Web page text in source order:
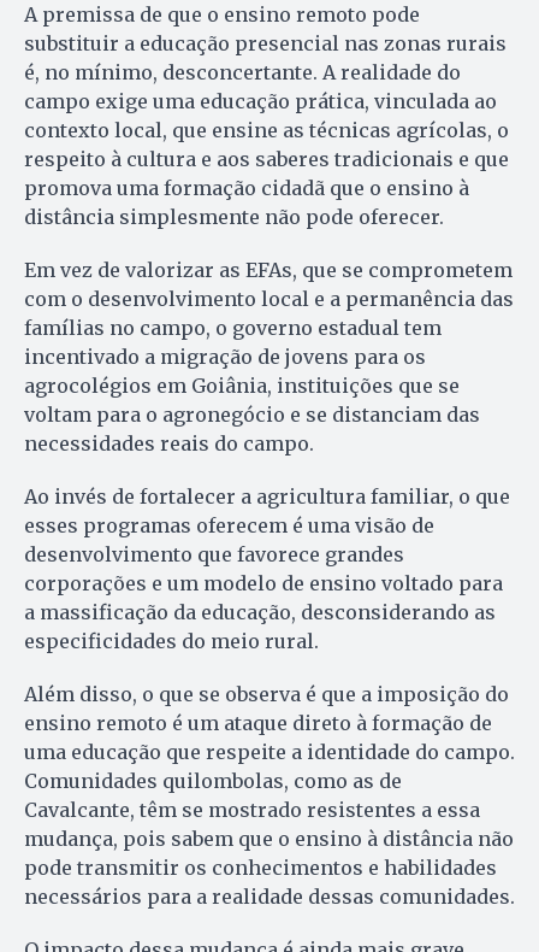
A premissa de que o ensino remoto pode
substituir a educação presencial nas zonas rurais
é, no mínimo, desconcertante. A realidade do
campo exige uma educação prática, vinculada ao
contexto local, que ensine as técnicas agrícolas, o
respeito à cultura e aos saberes tradicionais e que
promova uma formação cidadã que o ensino à
distância simplesmente não pode oferecer.
Em vez de valorizar as EFAs, que se comprometem
com o desenvolvimento local e a permanência das
famílias no campo, o governo estadual tem
incentivado a migração de jovens para os
agrocolégios em Goiânia, instituições que se
voltam para o agronegócio e se distanciam das
necessidades reais do campo.
Ao invés de fortalecer a agricultura familiar, o que
esses programas oferecem é uma visão de
desenvolvimento que favorece grandes
corporações e um modelo de ensino voltado para
a massificação da educação, desconsiderando as
especificidades do meio rural.
Além disso, o que se observa é que a imposição do
ensino remoto é um ataque direto à formação de
uma educação que respeite a identidade do campo.
Comunidades quilombolas, como as de
Cavalcante, têm se mostrado resistentes a essa
mudança, pois sabem que o ensino à distância não
pode transmitir os conhecimentos e habilidades
necessários para a realidade dessas comunidades.